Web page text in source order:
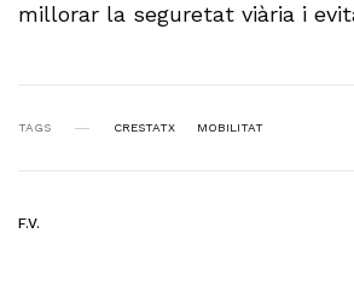
millorar la seguretat viària i
TAGS CRESTATX MOBILITAT
F.V.